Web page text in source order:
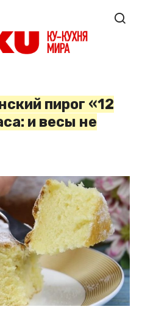
пирог «12
и весы не